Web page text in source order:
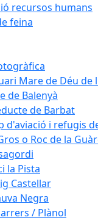
recursos humans
feina
Mare de Déu de
de Balenyà
de Barbat
d'aviació i refugis
o Roc de la
la Pista
Castellar
Negra
/ Plànol